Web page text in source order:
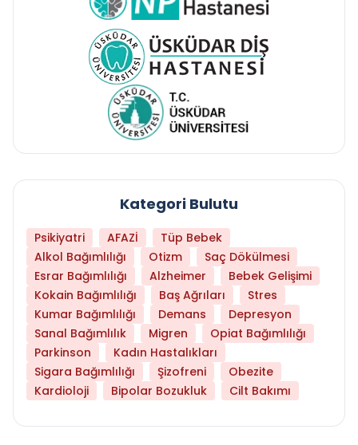
Kategori Bulutu
Psikiyatri AFAZİ
Tüp Bebek
Alkol Bağımlılığı
Otizm
Saç Dökülmesi
Esrar Bağımlılığı
Alzheimer
Bebek Gelişimi
Kokain Bağımlılığı
Baş Ağrıları
Stres
Kumar Bağımlılığı
Demans
Depresyon
Sanal Bağımlılık
Migren
Opiat Bağımlılığı
Parkinson
Kadın Hastalıkları
Sigara Bağımlılığı
Şizofreni
Obezite
Kardioloji
Bipolar Bozukluk Cilt Bakımı